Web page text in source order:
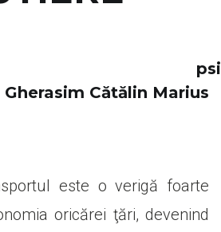
Gherasim Cătălin Marius
este o verigă foarte
oricărei ţări, devenind